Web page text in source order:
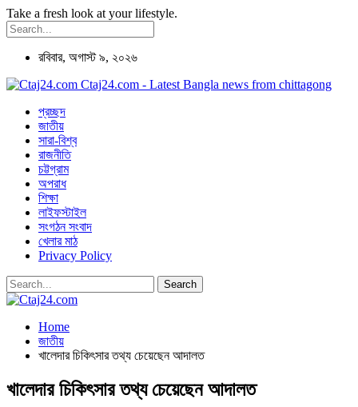
Take a fresh look at your lifestyle.
রবিবার, অগাস্ট ৯, ২০২৬
Ctaj24.com - Latest Bangla news from chittagong
প্রচ্ছদ
জাতীয়
সারা-বিশ্ব
রাজনীতি
চট্টগ্রাম
অপরাধ
শিক্ষা
লাইফস্টাইল
সংগঠন সংবাদ
খেলার মাঠ
Privacy Policy
Home
জাতীয়
খালেদার চিকিৎসার তথ্য চেয়েছেন আদালত
খালেদার চিকিৎসার তথ্য চেয়েছেন আদালত